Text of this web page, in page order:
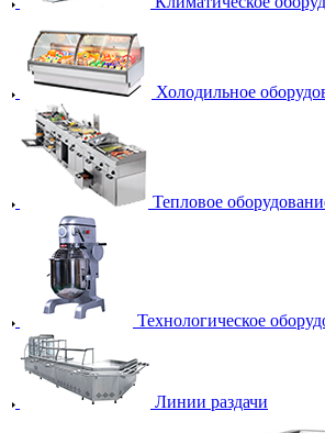
Холодильное
Тепловое
Технологическое
Линии раздачи